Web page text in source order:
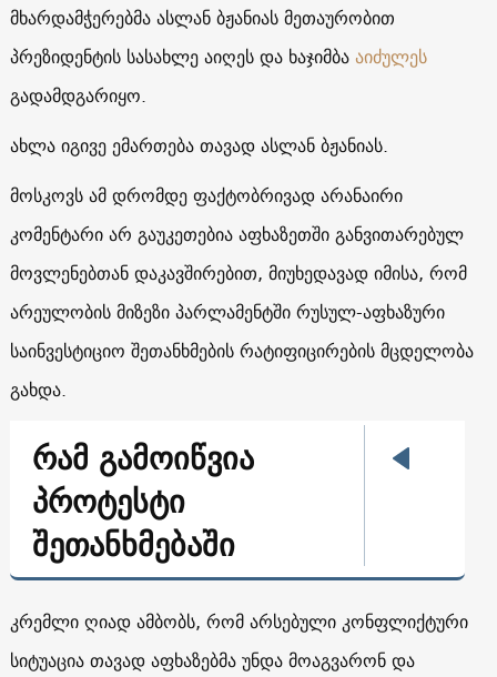
მხარდამჭერებმა ასლან ბჟანიას მეთაურობით
პრეზიდენტის სასახლე აიღეს და ხაჯიმბააიძულეს
გადამდგარიყო.
ახლა იგივე ემართება თავად ასლან ბჟანიას.
მოსკოვს ამ დრომდე ფაქტობრივად არანაირი
კომენტარი არ გაუკეთებია აფხაზეთში განვითარებულ
მოვლენებთან დაკავშირებით, მიუხედავად იმისა, რომ
არეულობის მიზეზი პარლამენტში რუსულ-აფხაზური
საინვესტიციო შეთანხმების რატიფიცირების მცდელობა
გახდა.
რამ გამოიწვია
პროტესტი
შეთანხმებაში
კრემლი ღიად ამბობს, რომ არსებული კონფლიქტური
სიტუაცია თავად აფხაზებმა უნდა მოაგვარონ და